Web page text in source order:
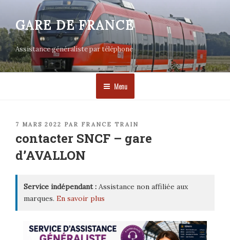
contenu
principal
GARE DE FRANCE
Assistance généraliste par téléphone
Menu
PUBLIÉ
7 MARS 2022 PAR FRANCE TRAIN
contacter SNCF – gare
d’AVALLON
Service indépendant : Assistance non affiliée aux
marques. En savoir plus